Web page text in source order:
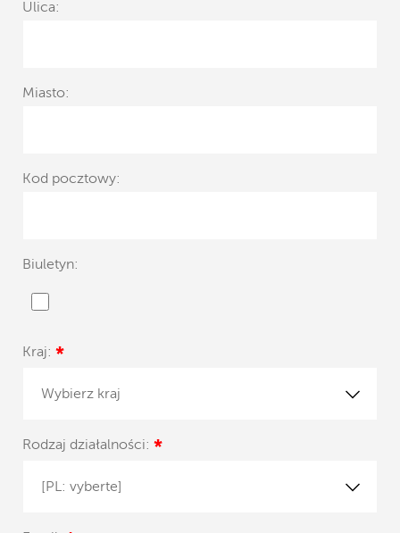
Ulica:
Miasto:
Kod pocztowy:
Biuletyn:
Kraj: *
Wybierz kraj
Rodzaj działalności: *
[PL: vyberte]